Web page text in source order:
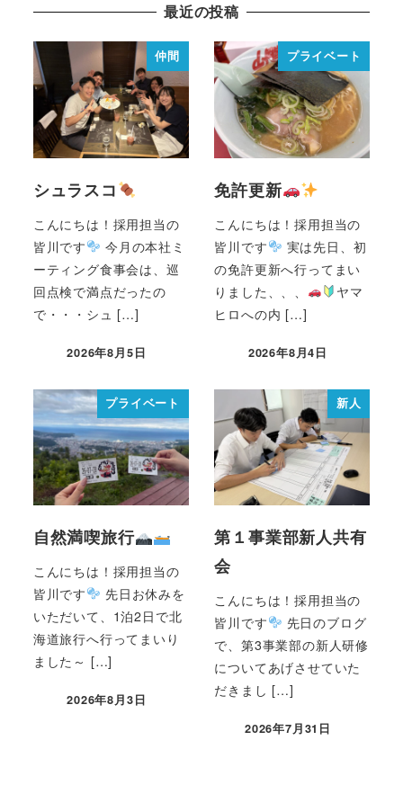
最近の投稿
仲間
シュラスコ
こんにちは！採用担当の
皆川です
今月の本社ミ
ーティング食事会は、巡
回点検で満点だったの
で・・・シュ […]
2026年8月5日
プライベート
免許更新
こんにちは！採用担当の
皆川です
実は先日、初
の免許更新へ行ってまい
りました、、、
ヤマ
ヒロへの内 […]
2026年8月4日
プライベート
自然満喫旅行
こんにちは！採用担当の
皆川です
先日お休みを
いただいて、1泊2日で北
海道旅行へ行ってまいり
ました～ […]
2026年8月3日
新人
第１事業部新人共有
会
こんにちは！採用担当の
皆川です
先日のブログ
で、第3事業部の新人研修
についてあげさせていた
だきまし […]
2026年7月31日